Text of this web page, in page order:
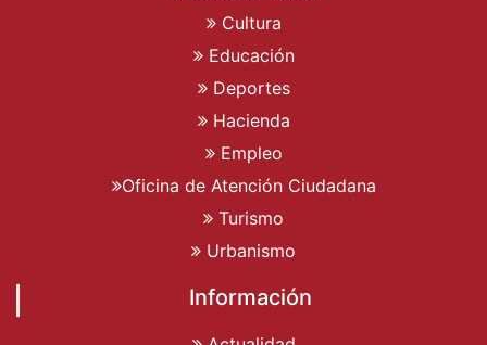
Cultura
Educación
Deportes
Hacienda
Empleo
Oficina de Atención Ciudadana
Turismo
Urbanismo
Información